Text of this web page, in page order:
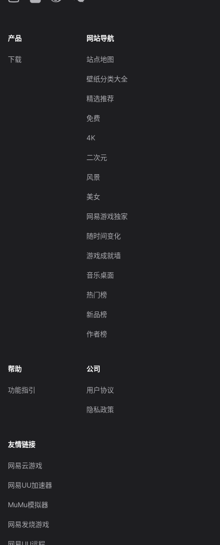
产品
下载
网站导航
站点地图
壁纸分类大全
精选推荐
免费
4K
二次元
风景
美女
网易游戏独家
随时间变化
游戏成就墙
音乐桌面
热门榜
新品榜
作者榜
帮助
功能指引
公司
用户协议
隐私政策
友情链接
网易云游戏
网易UU加速器
MuMu模拟器
网易发烧游戏